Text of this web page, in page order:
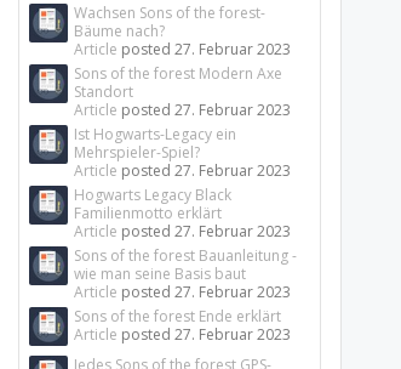
Wachsen Sons of the forest-
Bäume nach?
Article posted27. Februar 2023
Sons of the forest Modern Axe
Standort
Article posted27. Februar 2023
Ist Hogwarts-Legacy ein
Mehrspieler-Spiel?
Article posted27. Februar 2023
Hogwarts Legacy Black
Familienmotto erklärt
Article posted27. Februar 2023
Sons of the forest Bauanleitung -
wie man seine Basis baut
Article posted27. Februar 2023
Sons of the forest Ende erklärt
Article posted27. Februar 2023
Jedes Sons of the forest GPS-